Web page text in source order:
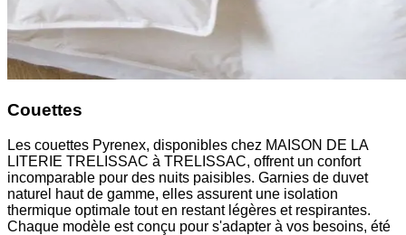
Couettes
Les couettes Pyrenex, disponibles chez MAISON DE LA
LITERIE TRELISSAC à TRELISSAC, offrent un confort
incomparable pour des nuits paisibles. Garnies de duvet
naturel haut de gamme, elles assurent une isolation
thermique optimale tout en restant légères et respirantes.
Chaque modèle est conçu pour s'adapter à vos besoins, été